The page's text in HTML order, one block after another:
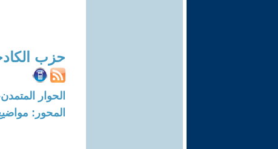
حزب
الحوار المتمدن-العدد: 7406 -
المحور: